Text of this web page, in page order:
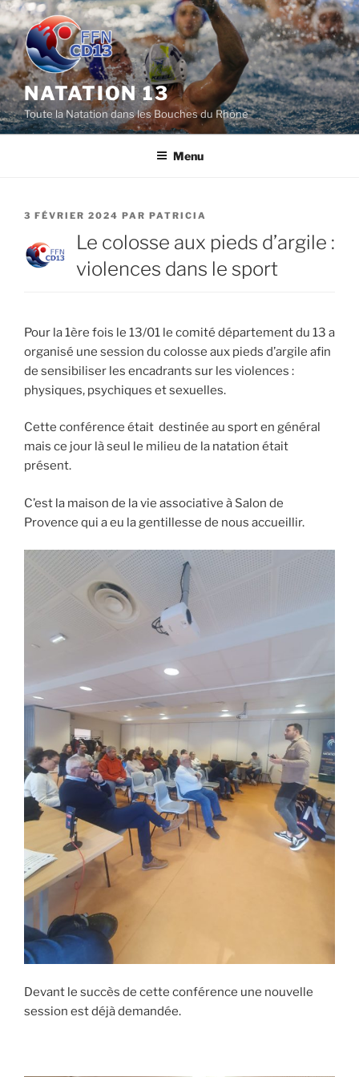
Aller
au
contenu
principal
NATATION 13
Toute la Natation dans les Bouches du Rhône
Menu
PUBLIÉ
3 FÉVRIER 2024 PAR PATRICIA
Le colosse aux pieds d’argile :
violences dans le sport
Pour la 1ère fois le 13/01 le comité département du 13 a
organisé une session du colosse aux pieds d’argile afin
de sensibiliser les encadrants sur les violences :
physiques, psychiques et sexuelles.
Cette conférence était destinée au sport en général
mais ce jour là seul le milieu de la natation était
présent.
C’est la maison de la vie associative à Salon de
Provence qui a eu la gentillesse de nous accueillir.
Devant le succès de cette conférence une nouvelle
session est déjà demandée.